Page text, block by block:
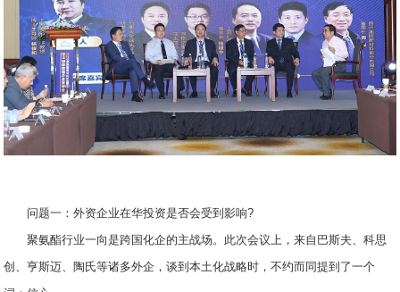
问题一：外资企业在华投资是否会受到影响?
聚氨酯行业一向是跨国化企的主战场。此次会议上，来自巴斯夫、科思
创、亨斯迈、陶氏等诸多外企，谈到本土化战略时，不约而同提到了一个